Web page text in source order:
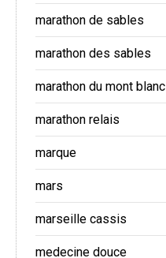
marathon de sables
marathon des sables
marathon du mont blanc
marathon relais
marque
mars
marseille cassis
medecine douce